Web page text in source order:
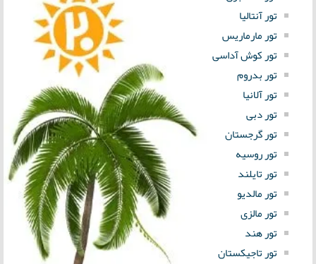
تور آنتالیا
تور مارماریس
تور کوش آداسی
تور بدروم
تور آلانیا
تور دبی
تور گرجستان
تور روسیه
تور تایلند
تور مالدیو
تور مالزی
تور هند
تور تاجیکستان